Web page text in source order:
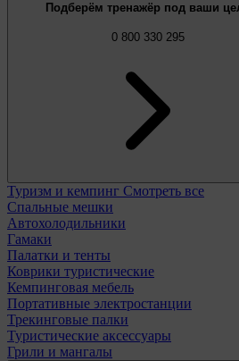
Подберём тренажёр под ваши
0 800 330 295
Туризм и кемпинг Смотреть все
Спальные мешки
Автохолодильники
Гамаки
Палатки и тенты
Коврики туристические
Кемпинговая мебель
Портативные электростанции
Трекинговые палки
Туристические аксессуары
Грили и мангалы